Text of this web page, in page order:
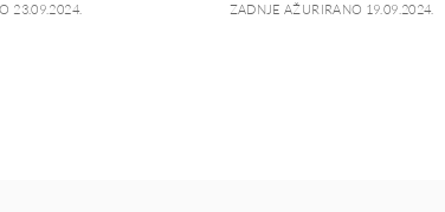
23.09.2024. ZADNJE AŽURIRANO 19.09.2024.